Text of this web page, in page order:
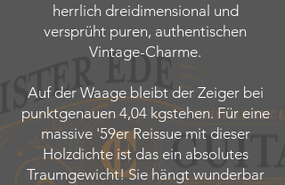
herrlich dreidimensional und
versprüht puren, authentischen
Vintage-Charme.
Auf der Waage bleibt der Zeiger bei
punktgenauen 4,04 kgstehen. Für eine
massive '59er Reissue mit dieser
Holzdichte ist das ein absolutes
Traumgewicht! Sie hängt wunderbar